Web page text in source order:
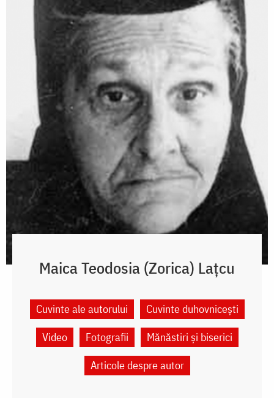
Maica Teodosia (Zorica) Lațcu
Cuvinte ale autorului
Cuvinte duhovnicești
Video
Fotografii
Mănăstiri și biserici
Articole despre autor